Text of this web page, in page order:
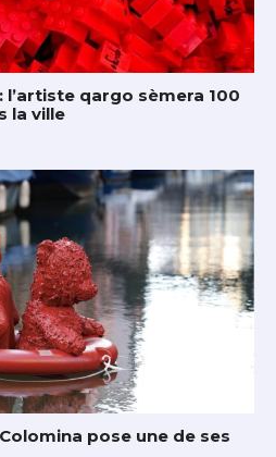
qargo sèmera 100
la ville
pose une de ses